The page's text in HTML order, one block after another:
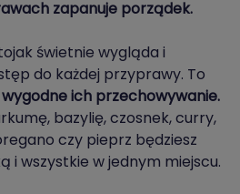
zapanuje porządek.
świetnie wygląda i
do każdej przyprawy. To
ich przechowywanie.
bazylię, czosnek, curry,
czy pieprz będziesz
i wszystkie w jednym miejscu.